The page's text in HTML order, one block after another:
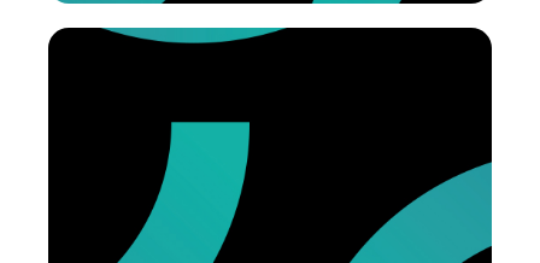
AYUDAS
¿Buscas financiación o participar en
proyectos europeos? Cuéntanoslo